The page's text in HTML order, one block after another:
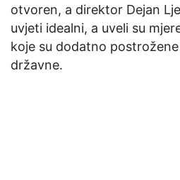
otvoren, a direktor Dejan
uvjeti idealni, a uveli su
koje su dodatno
državne.